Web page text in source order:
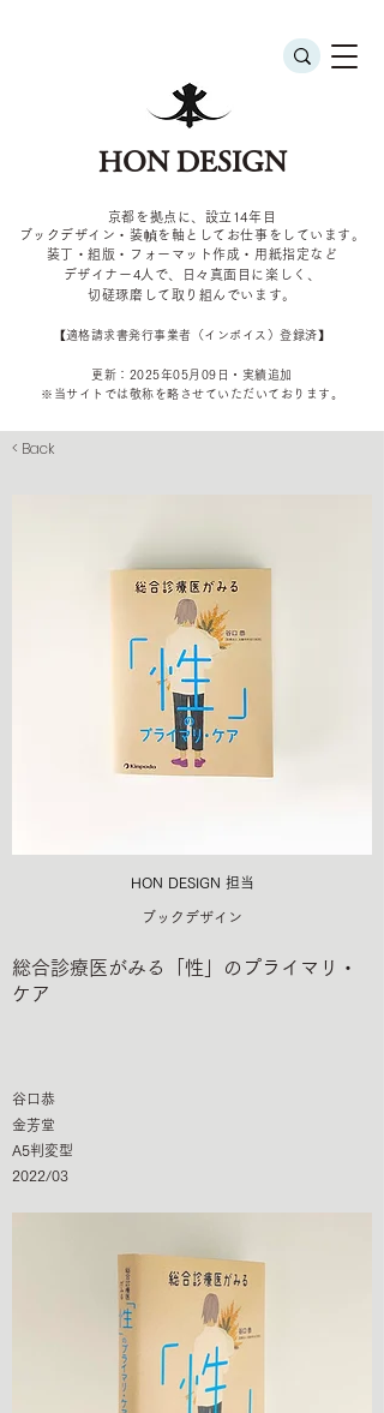
HON DESIGN
京都を拠点に、設立14年目
ブックデザイン・装幀を軸としてお仕事をしています。
装丁・組版・フォーマット作成・用紙指定など
デザイナー4 人で、日々真面目に楽しく、
切磋琢磨して取り組んでいます。
​【適格請求書発行事業者（インボイス）登録済】
更新：2025年05 月09 日・実績追加
​※当サイトでは敬称を 略させていただいております。
< Back
HON DESIGN​ 担当
ブックデザイン
総合診療医がみる「性」のプライマリ・
ケア
谷口恭
金芳堂
A5判変型
2022/03